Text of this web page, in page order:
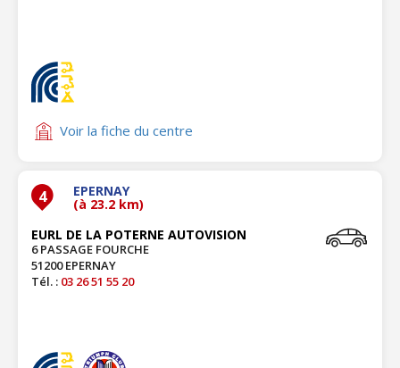
Voir la fiche du centre
4 EPERNAY
(à 23.2 km)
EURL DE LA POTERNE AUTOVISION
6 PASSAGE FOURCHE
51200 EPERNAY
Tél. : 03 26 51 55 20